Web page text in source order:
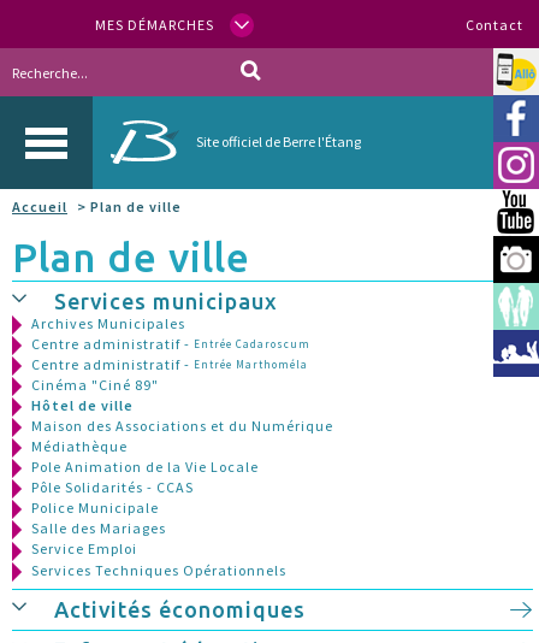
MES DÉMARCHES Contact
Site officiel de Berre l'Étang
Allo
Accueil > Plan de ville
Plan de ville
Services municipaux
Archives Municipales
Centre administratif - Entrée Cadaroscum
Centre administratif - Entrée Marthoméla
Cinéma "Ciné 89"
Hôtel de ville
Maison des Associations et du Numérique
Médiathèque
Pole Animation de la Vie Locale
Pôle Solidarités - CCAS
Police Municipale
Salle des Mariages
Service Emploi
Services Techniques Opérationnels
Activités économiques